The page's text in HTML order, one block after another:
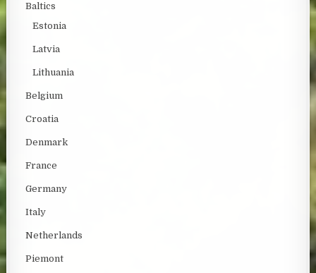
Baltics
Estonia
Latvia
Lithuania
Belgium
Croatia
Denmark
France
Germany
Italy
Netherlands
Piemont